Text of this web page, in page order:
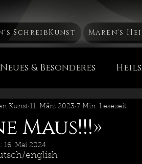
SchreibKunst Maren's
Neues & Besonderes
Mа́тушка Россия
Heil & PflegeEssenzen
Maus!!!»
Kunst 11. März 2023 7 Min. Lesezeit
16. Mai 2024
english